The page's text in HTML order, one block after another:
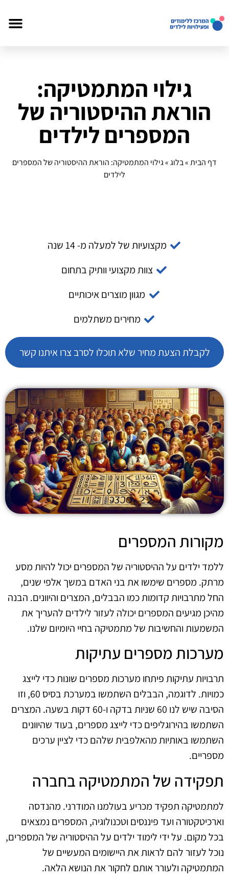
גילוי המתמטיקה:
הוראת ההיסטוריה של
המספרים לילדים
דף הבית»בלוג»גילוי המתמטיקה: הוראת ההיסטוריה של המספרים
לילדים
מקצועיות של למעלה מ- 14 שנה
צוות מקצועי וותיק בתחום
מגוון מוצרים איכותיים
מחירים משתלמים
לקבלת הצעת מחיר שלא תוכלו לסרב צרו איתנו קשר
מקורות המספרים
ללמד ילדים על ההיסטוריה של המספרים יכול להיות מסע
מרתק. מספרים שימשו את בני האדם במשך אלפי שנים,
החל מתרבויות קדומות כמו הבבלים, המצרים והיוונים. הבנה
מהיכן מגיעים המספרים יכולה לעזור לילדים להעריך את
המשמעות והחשיבות של מתמטיקה בחיי היומיום שלנו.
מערכות מספרים עתיקות
תרבויות עתיקות פיתחו מערכות מספרים שונות כדי לייצג
כמויות. לדוגמה, הבבלים השתמשו במערכת בסיס 60, וזו
הסיבה שיש לנו 60 שניות בדקה ו-60 דקות בשעה. המצרים
השתמשו בהירוגליפים כדי לייצג מספרים, בעוד שהיוונים
השתמשו באותיות מהאלפבית שלהם כדי לציין ערכים
מספריים.
תפקידה של המתמטיקה בחברה
למתמטיקה תפקיד מכריע בעולמנו המודרני. מהנדסה
וארכיטקטורה ועד פיננסים וטכנולוגיה, המספרים נמצאים
בכל מקום. על ידי לימוד ילדים על ההיסטוריה של המספרים,
נוכל לעזור להם לראות את היישומים המעשיים של
המתמטיקה ולעורר אותם לחקור את הנושא הלאה.